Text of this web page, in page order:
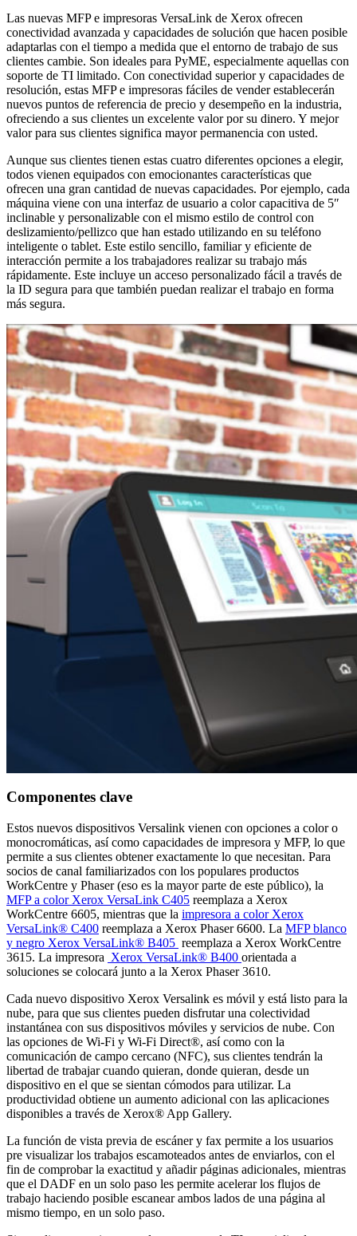
Las nuevas MFP e impresoras VersaLink de Xerox ofrecen
conectividad avanzada y capacidades de solución que hacen posible
adaptarlas con el tiempo a medida que el entorno de trabajo de sus
clientes cambie. Son ideales para PyME, especialmente aquellas con
soporte de TI limitado. Con conectividad superior y capacidades de
resolución, estas MFP e impresoras fáciles de vender establecerán
nuevos puntos de referencia de precio y desempeño en la industria,
ofreciendo a sus clientes un excelente valor por su dinero. Y mejor
valor para sus clientes significa mayor permanencia con usted.
Aunque sus clientes tienen estas cuatro diferentes opciones a elegir,
todos vienen equipados con emocionantes características que
ofrecen una gran cantidad de nuevas capacidades. Por ejemplo, cada
máquina viene con una interfaz de usuario a color capacitiva de 5″
inclinable y personalizable con el mismo estilo de control con
deslizamiento/pellizco que han estado utilizando en su teléfono
inteligente o tablet. Este estilo sencillo, familiar y eficiente de
interacción permite a los trabajadores realizar su trabajo más
rápidamente. Este incluye un acceso personalizado fácil a través de
la ID segura para que también puedan realizar el trabajo en forma
más segura.
Componentes clave
Estos nuevos dispositivos Versalink vienen con opciones a color o
monocromáticas, así como capacidades de impresora y MFP, lo que
permite a sus clientes obtener exactamente lo que necesitan. Para
socios de canal familiarizados con los populares productos
WorkCentre y Phaser (eso es la mayor parte de este público), la
MFP a color Xerox VersaLink C405 reemplaza a Xerox
WorkCentre 6605, mientras que la impresora a color Xerox
VersaLink® C400 reemplaza a Xerox Phaser 6600. La MFP blanco
y negro Xerox VersaLink® B405 reemplaza a Xerox WorkCentre
3615. La impresora Xerox VersaLink® B400 orientada a
soluciones se colocará junto a la Xerox Phaser 3610.
Cada nuevo dispositivo Xerox Versalink es móvil y está listo para la
nube, para que sus clientes pueden disfrutar una colectividad
instantánea con sus dispositivos móviles y servicios de nube. Con
las opciones de Wi-Fi y Wi-Fi Direct®, así como con la
comunicación de campo cercano (NFC), sus clientes tendrán la
libertad de trabajar cuando quieran, donde quieran, desde un
dispositivo en el que se sientan cómodos para utilizar. La
productividad obtiene un aumento adicional con las aplicaciones
disponibles a través de Xerox® App Gallery.
La función de vista previa de escáner y fax permite a los usuarios
pre visualizar los trabajos escamoteados antes de enviarlos, con el
fin de comprobar la exactitud y añadir páginas adicionales, mientras
que el DADF en un solo paso les permite acelerar los flujos de
trabajo haciendo posible escanear ambos lados de una página al
mismo tiempo, en un solo paso.